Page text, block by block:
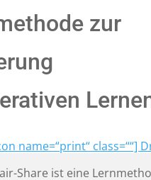
zur
name=“print“ class=““]
Share ist eine